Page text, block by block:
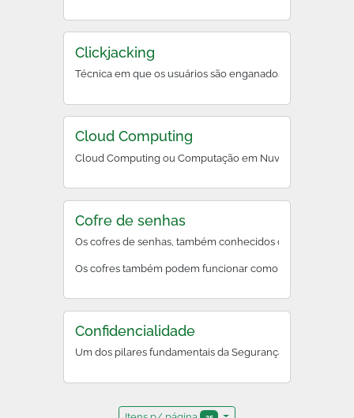
Clickjacking
Técnica em que os usuários são enganados a clicar em
Cloud Computing
Cloud Computing ou Computação em Nuvem é a
Cofre de senhas
Os cofres de senhas, também conhecidos como
Os cofres também podem funcionar como um plugin ou
Confidencialidade
Um dos pilares fundamentais da Segurança da